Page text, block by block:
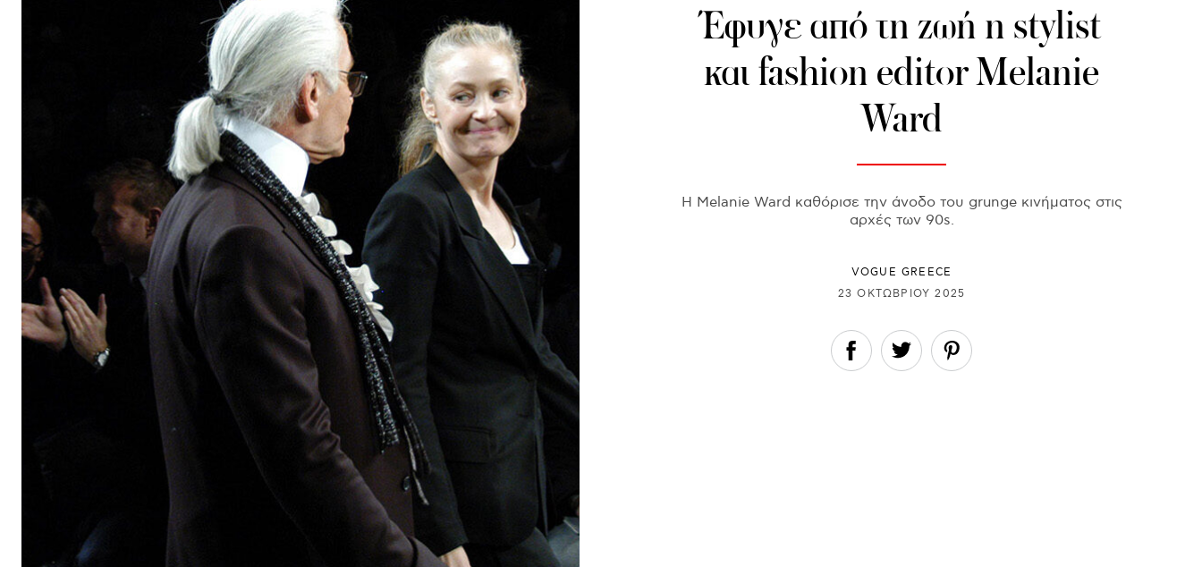
Έφυγε από τη ζωή η stylist
και fashion editor Melanie
Ward
Η Melanie Ward καθόρισε την άνοδο του grunge κινήματος στις
αρχές των 90s.
VOGUE GREECE
23 ΟΚΤΩΒΡΊΟΥ 2025